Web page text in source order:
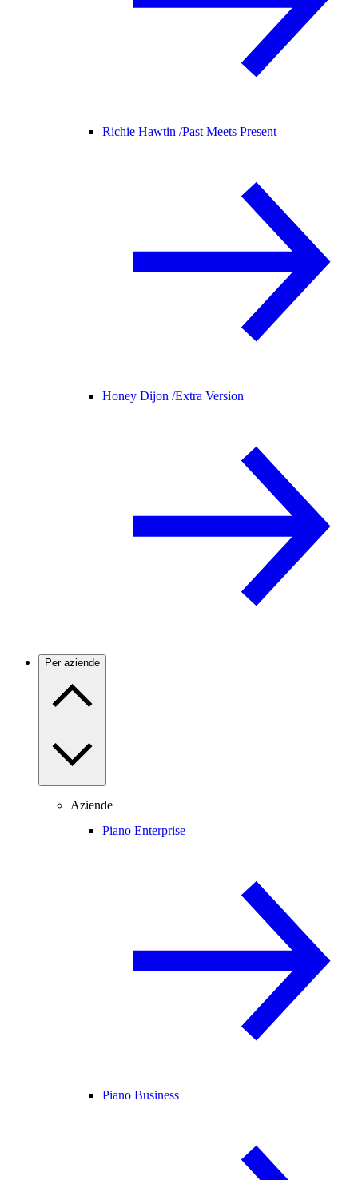
Richie Hawtin /Past Meets Present
Honey Dijon /Extra Version
Per aziende
Aziende
Piano Enterprise
Piano Business